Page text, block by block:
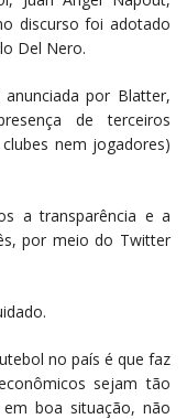
discurso foi adotado
Del Nero.
por Blatter,
de terceiros
nem jogadores)
a transparência e a
por meio do Twitter
no país é que faz
sejam tão
em boa situação, não